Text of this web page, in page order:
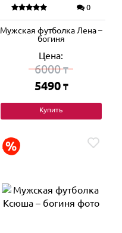
0
Мужская футболка Лена –
богиня
Цена:
6000₸
5490 ₸
Купить